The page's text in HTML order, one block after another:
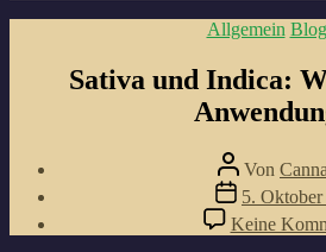
Allgemein Blog
Sativa und Indica:
Beitragsautor
Von
5.
Keine